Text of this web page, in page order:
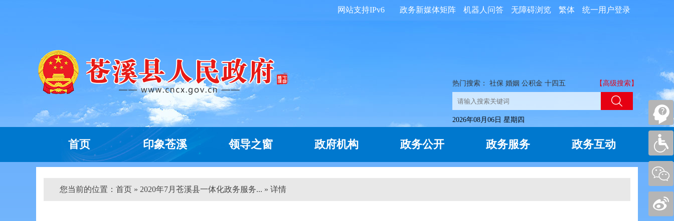
统一用户登录
繁体
无障碍浏览
机器人问答
政务新媒体矩阵
网站支持IPv6
热门搜索： 社保 婚姻 公积金 十四五 【高级搜索】
2026年08月06日 星期四
首页 印象苍溪 领导之窗 政府机构 政务公开 政务服务 政务互动
您当前的位置： 首页 » 2020年7月苍溪县一体化政务服务... » 详情